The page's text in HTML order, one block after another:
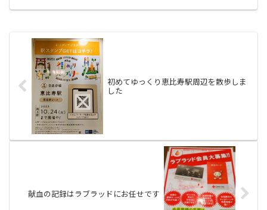
初めてゆっくり恵比寿駅周辺を散歩しま
した
献血の記録はラブラッドにお任せです